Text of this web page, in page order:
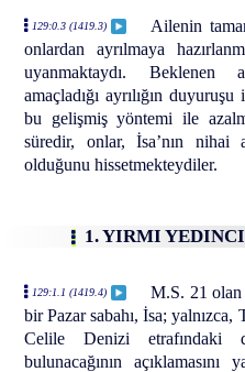
129:0.3 (1419.3)
Ailenin
onlardan ayrılmaya
uyanmaktaydı. Beklenen
amaçladığı ayrılığın
bu gelişmiş yöntemi ile
süredir, onlar, İsa’nın nihai
olduğunu hissetmekteydiler.
1. YIRMI
129:1.1 (1419.4)
M.S. 21 olan
bir Pazar sabahı, İsa;
Celile Denizi etrafındaki
bulunacağının